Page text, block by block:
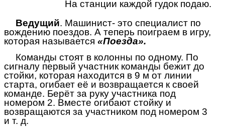
На станции каждой гудок подаю.
Ведущий. Машинист- это специалист по
вождению поездов. А теперь поиграем в игру,
которая называется «Поезда».
Команды стоят в колонны по одному. По
сигналу первый участник команды бежит до
стойки, которая находится в 9 м от линии
старта, огибает её и возвращается к своей
команде. Берёт за руку участника под
номером 2. Вместе огибают стойку и
возвращаются за участником под номером 3
и т. д.